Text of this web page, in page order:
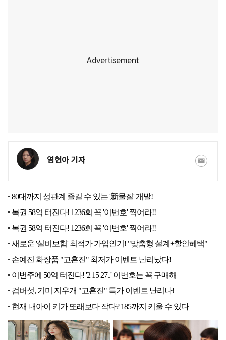
염현아 기자